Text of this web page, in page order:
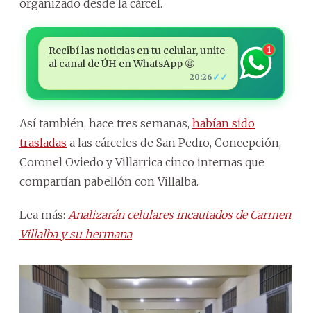
organizado desde la cárcel.
Recibí las noticias en tu celular, unite
al canal de ÚH en WhatsApp 🤩
20:26 ✓✓
1
Así también, hace tres semanas, habían sido
trasladas a las cárceles de San Pedro, Concepción,
Coronel Oviedo y Villarrica cinco internas que
compartían pabellón con Villalba.
Lea más: Analizarán celulares incautados de Carmen
Villalba y su hermana